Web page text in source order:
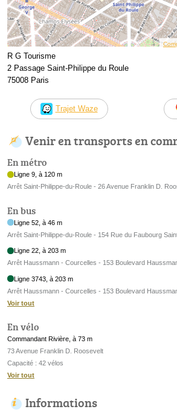
R G Tourisme
2 Passage Saint-Philippe du Roule
75008 Paris
Trajet Waze
Venir en transports en
En métro
Ligne 9, à 120 m
Arrêt Saint-Philippe-du-Roule - 26 Avenue Franklin D.
En bus
Ligne 52, à 46 m
Arrêt Saint-Philippe-du-Roule - 154 Rue du Faubourg
Ligne 22, à 203 m
Arrêt Haussmann - Courcelles - 153 Boulevard
Ligne 3743, à 203 m
Arrêt Haussmann - Courcelles - 153 Boulevard
Voir tout
En vélo
Commandant Rivière, à 73 m
73 Avenue Franklin D. Roosevelt
Capacité : 42 vélos
Voir tout
Informations